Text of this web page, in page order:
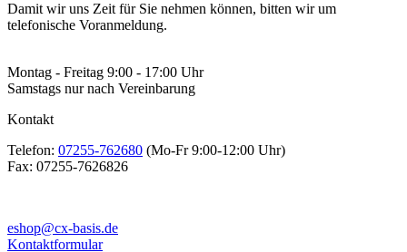
Damit wir uns Zeit für Sie nehmen können, bitten wir um
telefonische Voranmeldung.
Montag - Freitag 9:00 - 17:00 Uhr
Samstags nur nach Vereinbarung
Kontakt
Telefon: 07255-762680 (Mo-Fr 9:00-12:00 Uhr)
Fax: 07255-7626826
eshop@cx-basis.de
Kontaktformular